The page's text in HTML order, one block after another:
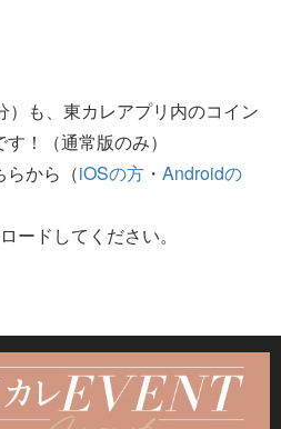
も、東カレアプリ内のコイン
！（通常版のみ）
から（iOSの方 ・ Androidの
ードしてください。